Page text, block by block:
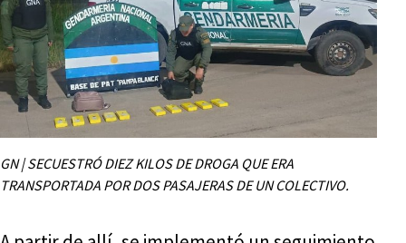
GN | SECUESTRÓ DIEZ KILOS DE DROGA QUE ERA
TRANSPORTADA POR DOS PASAJERAS DE UN COLECTIVO.